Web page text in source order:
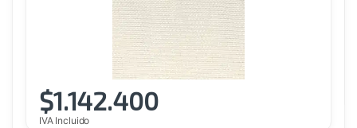
$1.142.400
IVA Incluido